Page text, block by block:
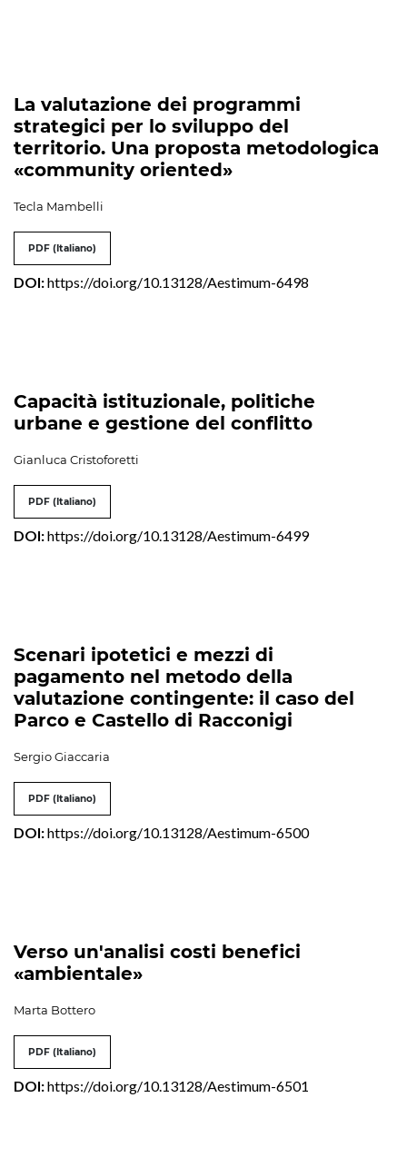
La valutazione dei programmi
strategici per lo sviluppo del
territorio. Una proposta metodologica
«community oriented»
Tecla Mambelli
PDF (Italiano)
DOI:https://doi.org/10.13128/Aestimum-6498
Capacità istituzionale, politiche
urbane e gestione del conflitto
Gianluca Cristoforetti
PDF (Italiano)
DOI:https://doi.org/10.13128/Aestimum-6499
Scenari ipotetici e mezzi di
pagamento nel metodo della
valutazione contingente: il caso del
Parco e Castello di Racconigi
Sergio Giaccaria
PDF (Italiano)
DOI:https://doi.org/10.13128/Aestimum-6500
Verso un'analisi costi benefici
«ambientale»
Marta Bottero
PDF (Italiano)
DOI:https://doi.org/10.13128/Aestimum-6501